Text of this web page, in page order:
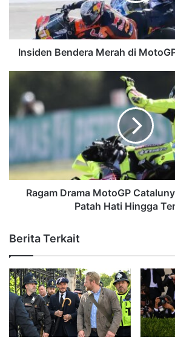
Insiden Bendera Merah di
Ragam Drama MotoGP
Patah Hati Hingga
Berita Terkait